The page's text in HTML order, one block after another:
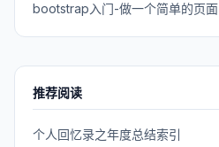
bootstrap入门-做一个简单的页面
推荐阅读
个人回忆录之年度总结索引